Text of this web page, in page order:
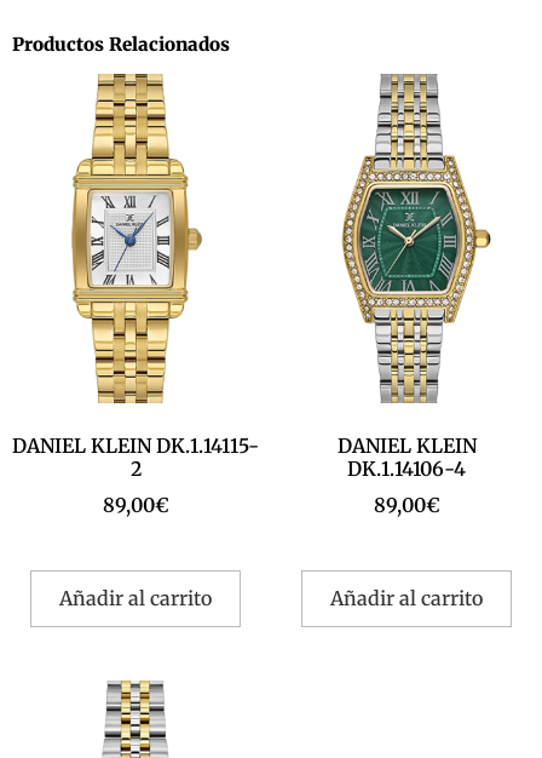
Productos Relacionados
DANIEL KLEIN DK.1.14115-
2
89,00€
Añadir al carrito
DANIEL KLEIN
DK.1.14106-4
89,00€
Añadir al carrito